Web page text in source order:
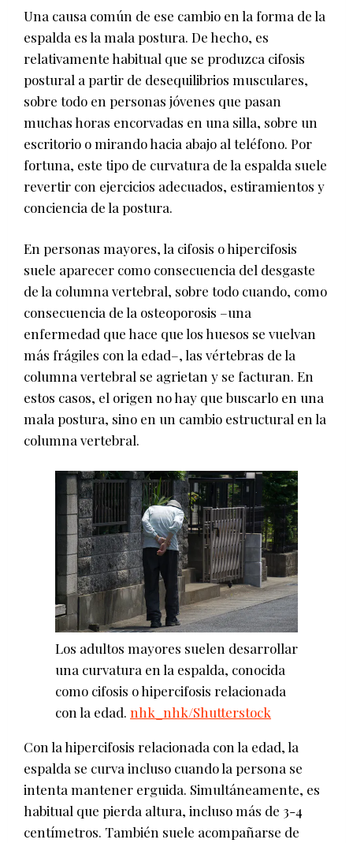
Una causa común de ese cambio en la forma de la
espalda es la mala postura. De hecho, es
relativamente habitual que se produzca cifosis
postural a partir de desequilibrios musculares,
sobre todo en personas jóvenes que pasan
muchas horas encorvadas en una silla, sobre un
escritorio o mirando hacia abajo al teléfono. Por
fortuna, este tipo de curvatura de la espalda suele
revertir con ejercicios adecuados, estiramientos y
conciencia de la postura.
En personas mayores, la cifosis o hipercifosis
suele aparecer como consecuencia del desgaste
de la columna vertebral, sobre todo cuando, como
consecuencia de la osteoporosis –una
enfermedad que hace que los huesos se vuelvan
más frágiles con la edad–, las vértebras de la
columna vertebral se agrietan y se facturan. En
estos casos, el origen no hay que buscarlo en una
mala postura, sino en un cambio estructural en la
columna vertebral.
Los adultos mayores suelen desarrollar
una curvatura en la espalda, conocida
como cifosis o hipercifosis relacionada
con la edad. nhk_nhk/Shutterstock
Con la hipercifosis relacionada con la edad, la
espalda se curva incluso cuando la persona se
intenta mantener erguida. Simultáneamente, es
habitual que pierda altura, incluso más de 3-4
centímetros. También suele acompañarse de